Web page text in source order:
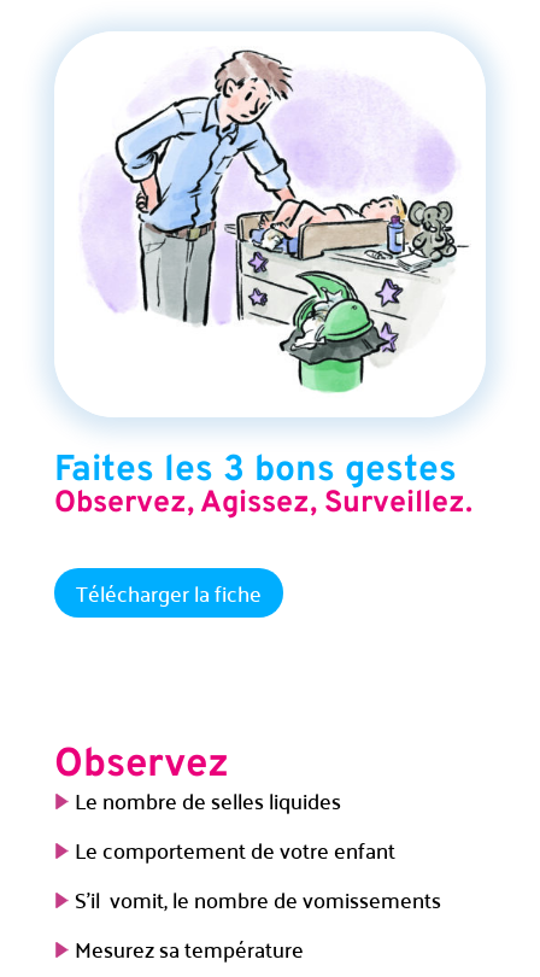
Faites les 3 bons gestes
Observez, Agissez, Surveillez.
Télécharger la fiche
Observez
Le nombre de selles liquides
Le comportement de votre enfant
S’il vomit, le nombre de vomissements
Mesurez sa température